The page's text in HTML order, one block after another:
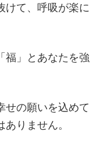
けて、呼吸が楽に
福」とあなたを強
せの願いを込めて
りません。